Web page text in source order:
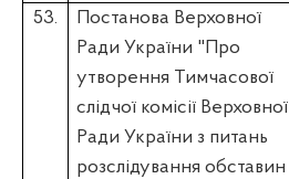
53.
Постанова Верховної
Ради України "Про
утворення Тимчасової
слідчої комісії Верховної
Ради України з питань
розслідування обставин